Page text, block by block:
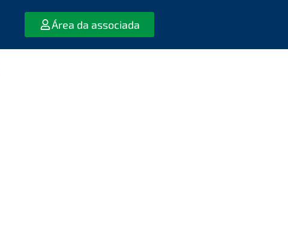
Área da associada